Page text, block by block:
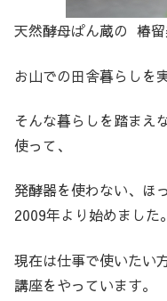
天然酵母ぱん蔵の 椿留
お山での田舎暮らしを
そんな暮らしを踏まえ
使って、
発酵器を使わない、ほ
2009年より始めました。
現在は仕事で使いたい
講座をやっています。